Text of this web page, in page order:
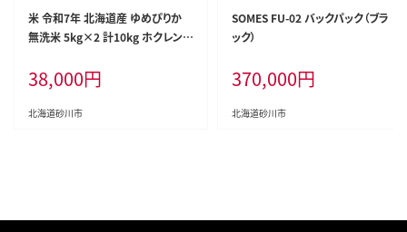
米 令和7年 北海道産 ゆめぴりか
無洗米 5kg×2 計10kg ホクレンパ
砂川市 12260953] 令和7年産 精
米 白米 お米 こめ コメ ご飯 10キロ
38,000円
北海道砂川市
SOMES FU-02 バックパック（ブラ
ック）
370,000円
北海道砂川市